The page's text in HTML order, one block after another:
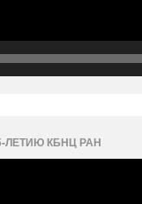
ЛЕТИЮ КБНЦ РАН